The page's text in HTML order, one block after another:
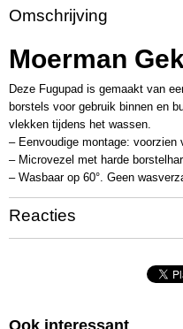
Productcode
MM1066
Productcode leverancier
27537
Omschrijving
Moerman
Deze Fugupad is gemaakt van
borstels voor gebruik binnen en
vlekken tijdens het wassen.
– Eenvoudige montage:
– Microvezel met harde
– Wasbaar op 60°. Geen
Reacties
Ook interessant